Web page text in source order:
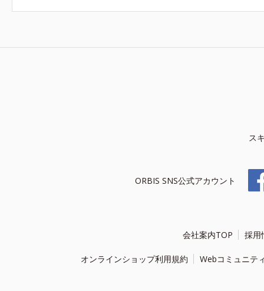
ス
ORBIS SNS公式アカウント
会社案内TOP 採用
オンラインショップ利用規約 Webコミュニテ